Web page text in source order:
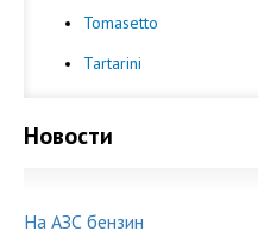
Tomasetto
Tartarini
Новости
На АЗС бензин